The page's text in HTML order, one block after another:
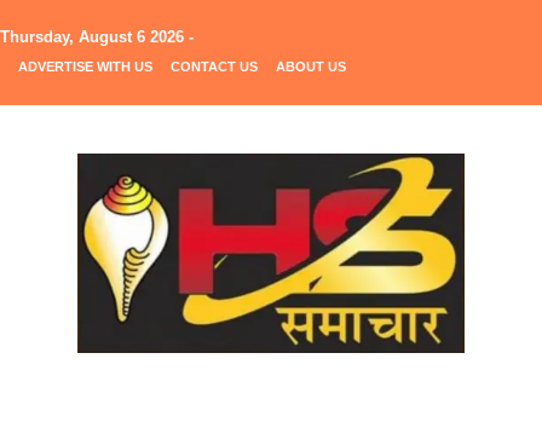
Thursday, August 6 2026 -
ADVERTISE WITH US CONTACT US ABOUT US